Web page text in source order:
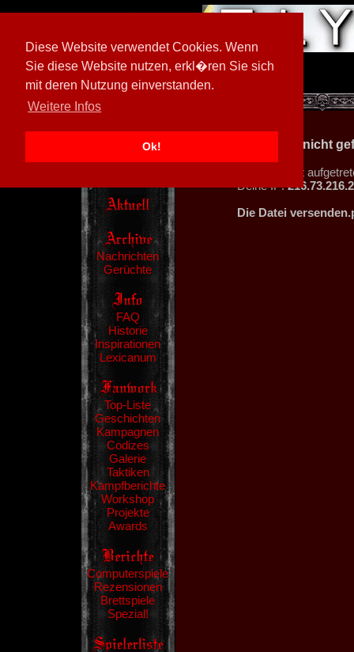
Diese Website verwendet Cookies. Wenn
Sie diese Website nutzen, erkl�ren Sie sich
mit deren Nutzung einverstanden.
Weitere Infos
Ok!
[ 594026/M3]
Nachrichten
Gerüchte
FAQ
Historie
Inspirationen
Lexicanum
Top-Liste
Geschichten
Kampagnen
Codizes
Galerie
Taktiken
Kampfberichte
Workshop
Projekte
Awards
Computerspiele
Rezensionen
Brettspiele
Spezial!
404 - Datei nicht
Ein Fehler ist
Deine IP:
Die Datei